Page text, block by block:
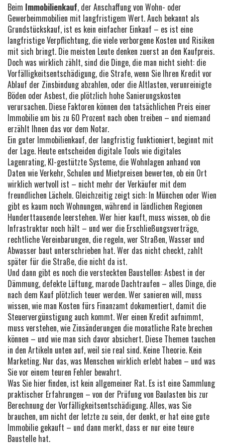
Beim Immobilienkauf, der Anschaffung von Wohn- oder
Gewerbeimmobilien mit langfristigem Wert. Auch bekannt als
Grundstückskauf, ist es kein einfacher Einkauf – es ist eine
langfristige Verpflichtung, die viele verborgene Kosten und Risiken
mit sich bringt. Die meisten Leute denken zuerst an den Kaufpreis.
Doch was wirklich zählt, sind die Dinge, die man nicht sieht: die
Vorfälligkeitsentschädigung, die Strafe, wenn Sie Ihren Kredit vor
Ablauf der Zinsbindung abzahlen, oder dieAltlasten,verunreinigte
Böden oder Asbest, die plötzlich hohe Sanierungskosten
verursachen. Diese Faktoren können den tatsächlichen Preis einer
Immobilie um bis zu 60 Prozent nach oben treiben – und niemand
erzählt Ihnen das vor dem Notar.
Ein guter Immobilienkauf, der langfristig funktioniert, beginnt mit
der Lage. Heute entscheiden digitale Tools wie digitales
Lagenrating, KI-gestützte Systeme, die Wohnlagen anhand von
Daten wie Verkehr, Schulen und Mietpreisen bewerten, ob ein Ort
wirklich wertvoll ist – nicht mehr der Verkäufer mit dem
freundlichen Lächeln. Gleichzeitig zeigt sich: In München oder Wien
gibt es kaum noch Wohnungen, während in ländlichen Regionen
Hunderttausende leerstehen. Wer hier kauft, muss wissen, ob die
Infrastruktur noch hält – und wer die Erschließungsverträge,
rechtliche Vereinbarungen, die regeln, wer Straßen, Wasser und
Abwasser baut unterschrieben hat. Wer das nicht checkt, zahlt
später für die Straße, die nicht da ist.
Und dann gibt es noch die versteckten Baustellen: Asbest in der
Dämmung, defekte Lüftung, marode Dachtraufen – alles Dinge, die
nach dem Kauf plötzlich teuer werden. Wer sanieren will, muss
wissen, wie man Kosten fürs Finanzamt dokumentiert, damit die
Steuervergünstigung auch kommt. Wer einen Kredit aufnimmt,
muss verstehen, wie Zinsänderungen die monatliche Rate brechen
können – und wie man sich davor absichert. Diese Themen tauchen
in den Artikeln unten auf, weil sie real sind. Keine Theorie. Kein
Marketing. Nur das, was Menschen wirklich erlebt haben – und was
Sie vor einem teuren Fehler bewahrt.
Was Sie hier finden, ist kein allgemeiner Rat. Es ist eine Sammlung
praktischer Erfahrungen – von der Prüfung von Baulasten bis zur
Berechnung der Vorfälligkeitsentschädigung. Alles, was Sie
brauchen, um nicht der letzte zu sein, der denkt, er hat eine gute
Immobilie gekauft – und dann merkt, dass er nur eine teure
Baustelle hat.